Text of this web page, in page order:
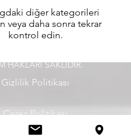
diğer kategorileri
veya daha sonra tekrar
kontrol edin.
HAKLARI SAKLIDIR.
Gizlilik Politikası
Çerez Politikası